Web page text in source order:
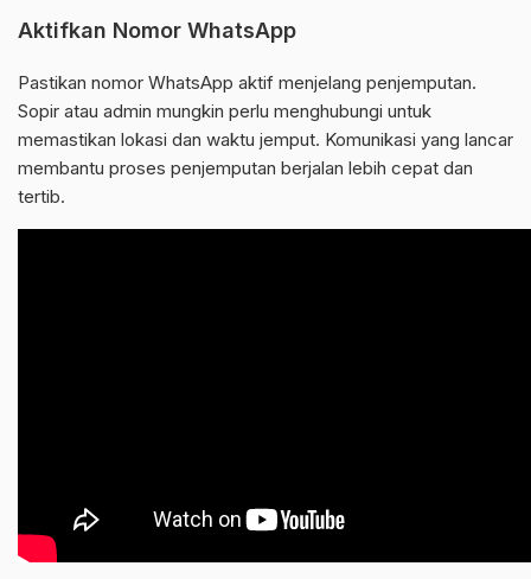
Aktifkan Nomor WhatsApp
Pastikan nomor WhatsApp aktif menjelang penjemputan.
Sopir atau admin mungkin perlu menghubungi untuk
memastikan lokasi dan waktu jemput. Komunikasi yang lancar
membantu proses penjemputan berjalan lebih cepat dan
tertib.